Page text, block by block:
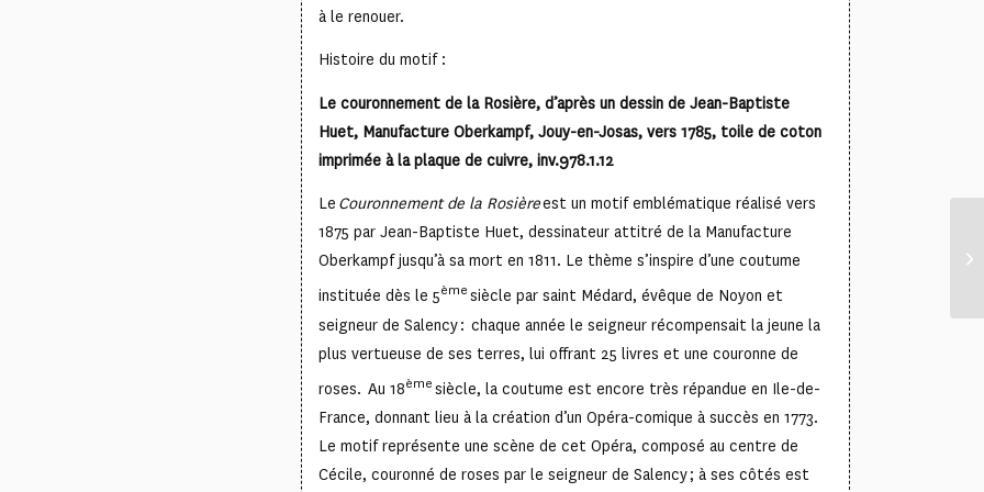
à le renouer.
Histoire du motif :
Le couronnement de la Rosière, d’après un dessin de Jean-Baptiste
Huet, Manufacture Oberkampf, Jouy-en-Josas, vers 1785, toile de coton
imprimée à la plaque de cuivre, inv.978.1.12
Le Couronnement de la Rosièreest un motif emblématique réalisé vers
1875 par Jean-Baptiste Huet, dessinateur attitré de la Manufacture
Oberkampf jusqu’à sa mort en 1811. Le thème s’inspire d’une coutume
instituée dès le 5èmesiècle par saint Médard, évêque de Noyon et
seigneur de Salency : chaque année le seigneur récompensait la jeune la
plus vertueuse de ses terres, lui offrant 25 livres et une couronne de
roses. Au 18èmesiècle, la coutume est encore très répandue en Ile-de-
France, donnant lieu à la création d’un Opéra-comique à succès en 1773.
Le motif représente une scène de cet Opéra, composé au centre de
Cécile, couronné de roses par le seigneur de Salency ; à ses côtés est